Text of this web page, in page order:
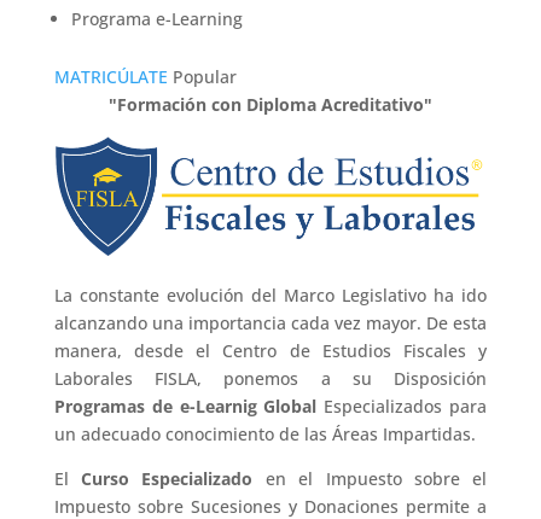
Programa e-Learning
MATRICÚLATE Popular
"Formación con Diploma Acreditativo"
La constante evolución del Marco Legislativo ha ido
alcanzando una importancia cada vez mayor. De esta
manera, desde el Centro de Estudios Fiscales y
Laborales FISLA, ponemos a su Disposición
Programas de e-Learnig Global Especializados para
un adecuado conocimiento de las Áreas Impartidas.
ElCurso Especializado en el Impuesto sobre el
Impuesto sobre Sucesiones y Donaciones permite a